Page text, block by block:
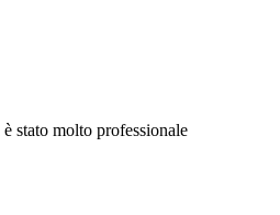
stato molto professionale